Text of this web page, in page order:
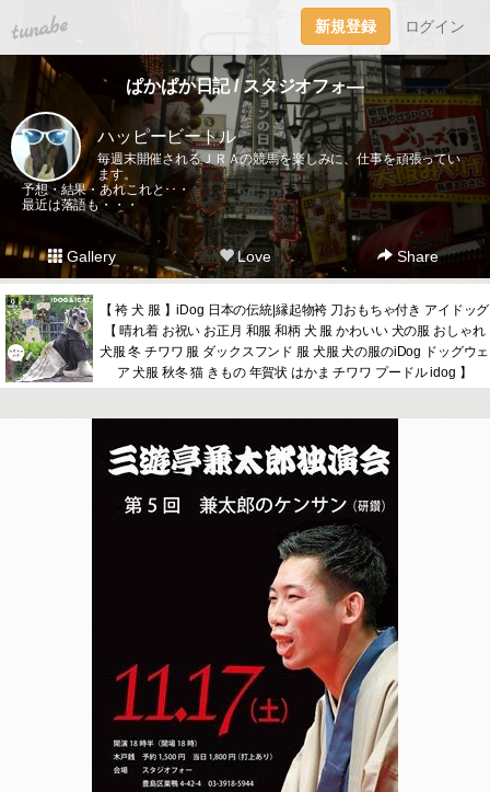
tuna.be 新規登録 ログイン
ぱかぱか日記 / スタジオフォ―
ハッピービートル
毎週末開催されるＪＲＡの競馬を楽しみに、仕事を頑張ってい
ます。
予想・結果・あれこれと･･・
最近は落語も・・・
Gallery Love Share
【 袴 犬 服 】iDog 日本の伝統|縁起物袴 刀おもちゃ付き アイドッグ
【 晴れ着 お祝い お正月 和服 和柄 犬 服 かわいい 犬の服 おしゃれ
犬服 冬 チワワ 服 ダックスフンド 服 犬服 犬の服のiDog ドッグウェ
ア 犬服 秋冬 猫 きもの 年賀状 はかま チワワ プードル idog 】